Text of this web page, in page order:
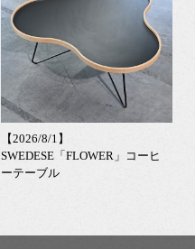
【2026/8/1】
SWEDESE「FLOWER」コーヒ
ーテーブル